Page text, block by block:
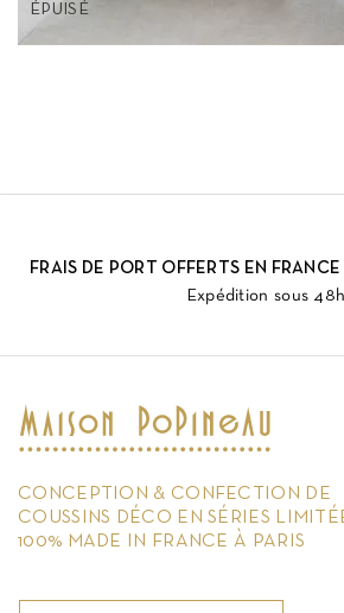
ÉPUISÉ
FRAIS DE PORT OFFERTS EN
Expédition sous 48h
CONCEPTION & CONFECTION DE
COUSSINS DÉCO EN SÉRIES
100% MADE IN FRANCE À PARIS